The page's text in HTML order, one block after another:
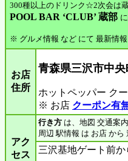
300種以上のドリンク☆2次会は
POOL BAR ‘CLUB’ 蔵部
※ グルメ情報 など にて 最新情
お店
住所
青森県三沢市中
ホットペッパー ク
※ お店 クーポン有
アク
セス
行き方 は、地図 交通案
周辺 駅情報 は お店 か
三沢基地ゲート前